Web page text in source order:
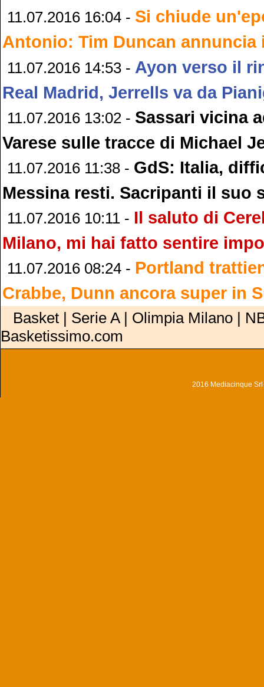
11.07.2016 16:04 - Si chiude
Antonio: Tim Duncan annuncia
11.07.2016 14:53 - Ayon verso il
Real Madrid, Jerrells va da
11.07.2016 13:02 - Sassari vicina
Varese sulle tracce di Michael
11.07.2016 11:38 - GdS: Italia,
Messina resti. Sacripanti il suo
11.07.2016 10:11 - Il saluto di
Milano, mi hai fatto sentire
11.07.2016 08:24 - Portland
Crabbe, Dunn ancora super in
Basket | Serie A | Olimpia Milano |
Basketissimo.com
2016 Mediacinque Srl